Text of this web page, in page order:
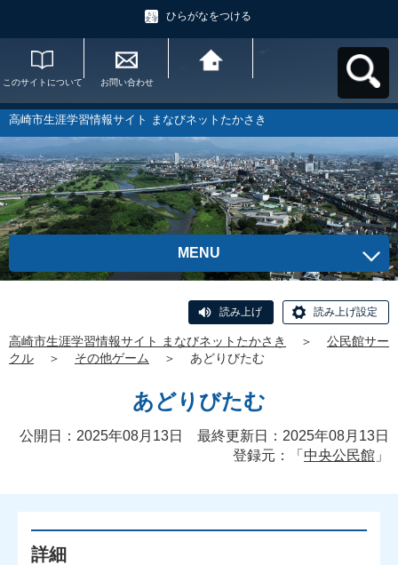
ひらがなをつける
このサイトについて お問い合わせ
たかさきへ戻る
高崎市生涯学習情報サイト まなびネットたかさき
MENU
読み上げ 読み上げ設定
高崎市生涯学習情報サイト まなびネットたかさき ＞
公民館サー
クル
＞ その他ゲーム ＞ あどりびたむ
あどりびたむ
公開日：2025年08月13日 最終更新日：2025年08月13日
登録元：「 中央公民館 」
詳細